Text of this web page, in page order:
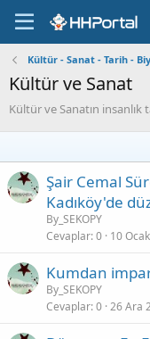
Kültür - Sanat - Tarih -
Kültür ve Sanat
Kültür ve Sanatın
Şair Cemal
Kadıköy'de
By_SEKOPY
Cevaplar 0 10
Kumdan
By_SEKOPY
Cevaplar 0 26 Ara